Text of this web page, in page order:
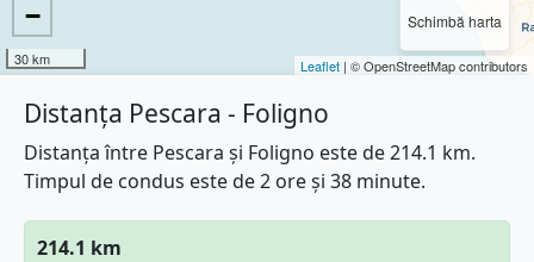
Schimbă harta
−
30 km Leaflet | © OpenStreetMap contributors
Distanța Pescara - Foligno
Distanța între Pescara și Foligno este de 214.1 km.
Timpul de condus este de 2 ore și 38 minute.
214.1 km